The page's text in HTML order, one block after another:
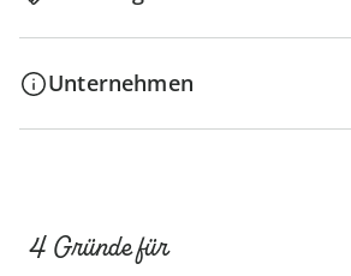
Unternehmen
4 Gründe für